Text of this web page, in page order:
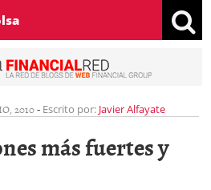
2010- Escrito por: Javier Alfayate
más fuertes y